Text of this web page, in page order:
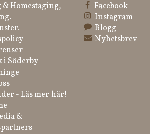
Homestaging,
i Söderby
- Läs mer här!
&
Facebook
Instagram
Blogg
Nyhetsbrev